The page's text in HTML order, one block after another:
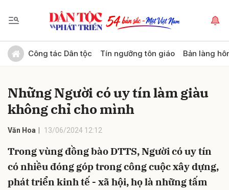
Công tác Dân tộc Tín ngưỡng tôn giáo Bản làng
Những Người có uy tín làm giàu
không chỉ cho mình
Văn Hoa 13/06/2024 12:12
Trong vùng đồng bào DTTS, Người có uy tín
có nhiều đóng góp trong công cuộc xây dựng,
phát triển kinh tế - xã hội, họ là những tấm
Gửi bình luận
Hủy Gửi